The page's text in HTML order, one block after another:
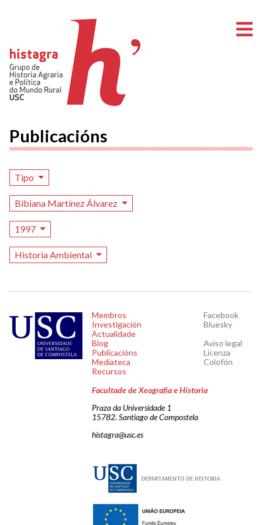
Publicacións
Tipo
Bibiana Martínez Álvarez
1997
Historia Ambiental
Membros
Investigación
Actualidade
Blog
Publicacións
Mediateca
Recursos
Facebook
Bluesky
Aviso legal
Licenza
Colofón
Facultade de Xeografía e Historia
Praza da Universidade 1
15782. Santiago de Compostela
histagra@usc.es